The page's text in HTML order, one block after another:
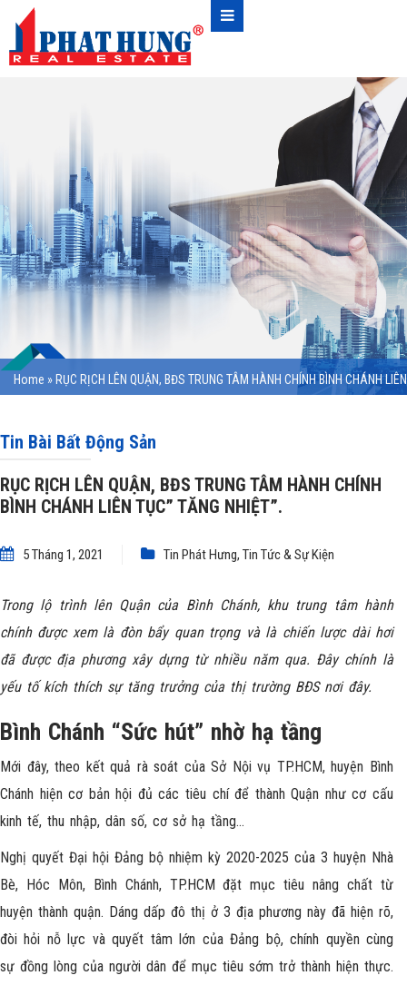
Home » RỤC RỊCH LÊN QUẬN, BĐS TRUNG TÂM HÀNH CHÍNH BÌNH CHÁNH LIÊN
Tin Bài Bất Động Sản
RỤC RỊCH LÊN QUẬN, BĐS TRUNG TÂM HÀNH CHÍNH
BÌNH CHÁNH LIÊN TỤC” TĂNG NHIỆT”.
5 Tháng 1, 2021 Tin Phát Hưng, Tin Tức & Sự Kiện
Trong lộ trình lên Quận của Bình Chánh, khu trung tâm hành
chính được xem là đòn bẩy quan trọng và là chiến lược dài hơi
đã được địa phương xây dựng từ nhiều năm qua. Đây chính là
yếu tố kích thích sự tăng trưởng của thị trường BĐS nơi đây.
Bình Chánh “Sức hút” nhờ hạ tầng
Mới đây, theo kết quả rà soát của Sở Nội vụ TP.HCM, huyện Bình
Chánh hiện cơ bản hội đủ các tiêu chí để thành Quận như cơ cấu
kinh tế, thu nhập, dân số, cơ sở hạ tầng…
Nghị quyết Đại hội Đảng bộ nhiệm kỳ 2020-2025 của 3 huyện Nhà
Bè, Hóc Môn, Bình Chánh, TP.HCM đặt mục tiêu nâng chất từ
huyện thành quận. Dáng dấp đô thị ở 3 địa phương này đã hiện rõ,
đòi hỏi nỗ lực và quyết tâm lớn của Đảng bộ, chính quyền cùng
sự đồng lòng của người dân để mục tiêu sớm trở thành hiện thực.